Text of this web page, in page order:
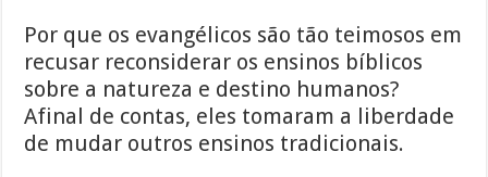
Por que os evangélicos são tão teimosos em
recusar reconsiderar os ensinos bíblicos
sobre a natureza e destino humanos?
Afinal de contas, eles tomaram a liberdade
de mudar outros ensinos tradicionais.